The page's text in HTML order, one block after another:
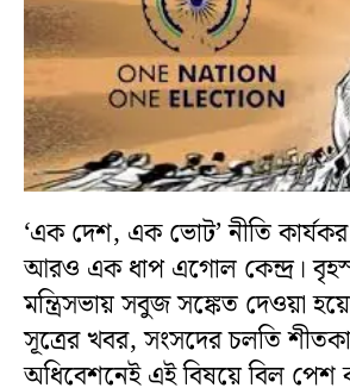
‘এক দেশ, এক ভোট’ নীতি
আরও এক ধাপ এগোল কেন্দ্র।
মন্ত্রিসভায় সবুজ সঙ্কেত দেওয়া
সূত্রের খবর, সংসদের চলতি
অধিবেশনেই এই বিষয়ে বিল পেশ